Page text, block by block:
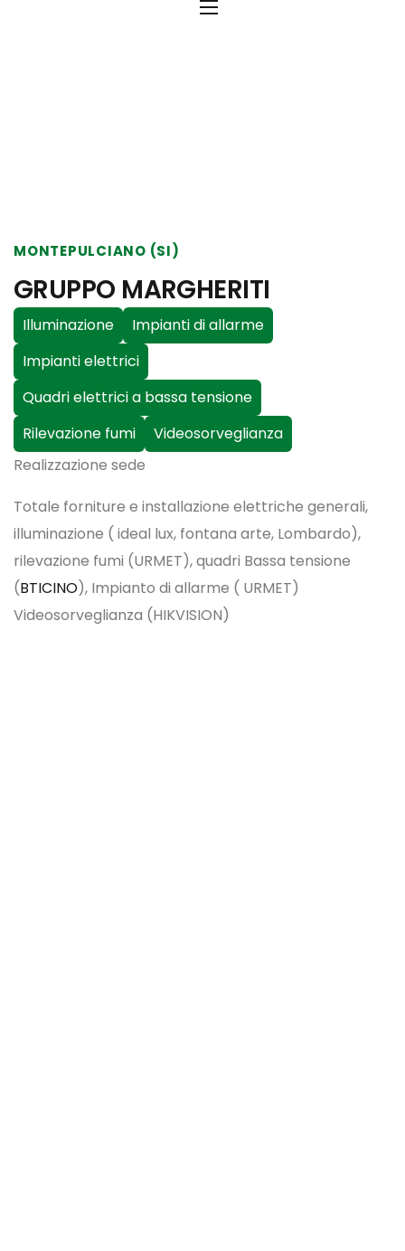
MONTEPULCIANO (SI)
GRUPPO MARGHERITI
Illuminazione
Impianti di allarme
Impianti elettrici
Quadri elettrici a bassa tensione
Rilevazione fumi
Videosorveglianza
Realizzazione sede
Totale forniture e installazione elettriche generali,
illuminazione ( ideal lux, fontana arte, Lombardo),
rilevazione fumi (URMET), quadri Bassa tensione
(BTICINO), Impianto di allarme ( URMET)
Videosorveglianza (HIKVISION)